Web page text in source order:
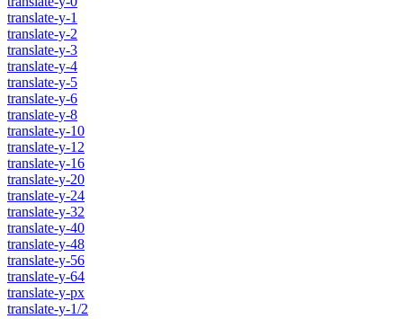
translate-y-1
translate-y-2
translate-y-3
translate-y-4
translate-y-5
translate-y-6
translate-y-8
translate-y-10
translate-y-12
translate-y-16
translate-y-20
translate-y-24
translate-y-32
translate-y-40
translate-y-48
translate-y-56
translate-y-64
translate-y-px
translate-y-1/2